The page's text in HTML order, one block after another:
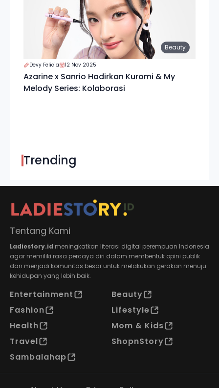
Beauty
Devy Felicia 12 Nov 2025
Azarine x Sanrio Hadirkan Kuromi & My
Melody Series: Kolaborasi
Trending
Tentang Kami
Ladiestory.id meningkatkan literasi digital perempuan Indonesia
agar memiliki rasa percaya diri dalam membentuk opini publik
dan menjadi komunitas besar untuk melakukan gerakan menuju
kehidupan yang lebih baik.
Entertainment
Beauty
Fashion
Lifestyle
Health
Mom & Kids
Travel
ShopnStory
Sambalahap